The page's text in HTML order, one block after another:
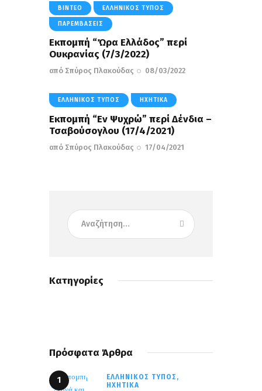
ΒΊΝΤΕΟ ΕΛΛΗΝΙΚΌΣ ΤΎΠΟΣ
ΠΑΡΕΜΒΆΣΕΙΣ
Εκπομπή “Ώρα Ελλάδος” περί
Ουκρανίας (7/3/2022)
από Σπύρος Πλακούδας 08/03/2022
ΕΛΛΗΝΙΚΌΣ ΤΎΠΟΣ ΗΧΗΤΙΚΆ
Εκπομπή “Εν Ψυχρώ” περί Δένδια –
Τσαβούσογλου (17/4/2021)
από Σπύρος Πλακούδας 17/04/2021
Κατηγορίες
Πρόσφατα Άρθρα
ΕΛΛΗΝΙΚΌΣ ΤΎΠΟΣ,
ΗΧΗΤΙΚΆ